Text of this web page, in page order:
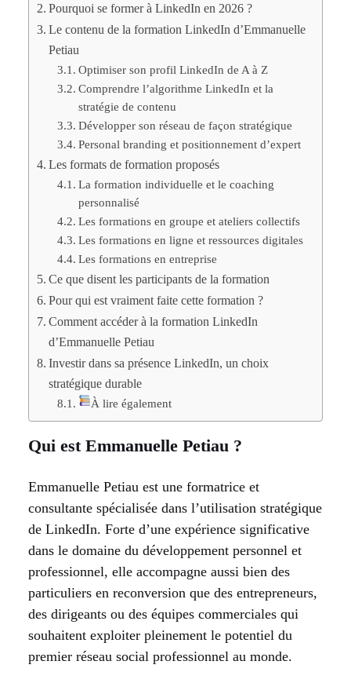
Pourquoi se former à LinkedIn en 2026 ?
Le contenu de la formation LinkedIn d’Emmanuelle
Petiau
Optimiser son profil LinkedIn de A à Z
Comprendre l’algorithme LinkedIn et la
stratégie de contenu
Développer son réseau de façon stratégique
Personal branding et positionnement d’expert
Les formats de formation proposés
La formation individuelle et le coaching
personnalisé
Les formations en groupe et ateliers collectifs
Les formations en ligne et ressources digitales
Les formations en entreprise
Ce que disent les participants de la formation
Pour qui est vraiment faite cette formation ?
Comment accéder à la formation LinkedIn
d’Emmanuelle Petiau
Investir dans sa présence LinkedIn, un choix
stratégique durable
À lire également
Qui est Emmanuelle Petiau ?
Emmanuelle Petiau est une formatrice et
consultante spécialisée dans l’utilisation stratégique
de LinkedIn. Forte d’une expérience significative
dans le domaine du développement personnel et
professionnel, elle accompagne aussi bien des
particuliers en reconversion que des entrepreneurs,
des dirigeants ou des équipes commerciales qui
souhaitent exploiter pleinement le potentiel du
premier réseau social professionnel au monde.